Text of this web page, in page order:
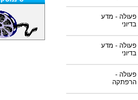
פעולה - מדע
בדיוני
פעולה - מדע
בדיוני
פעולה -
הרפתקה